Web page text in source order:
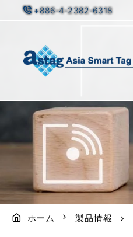
+886-4-2382-6318
ホーム 製品情報